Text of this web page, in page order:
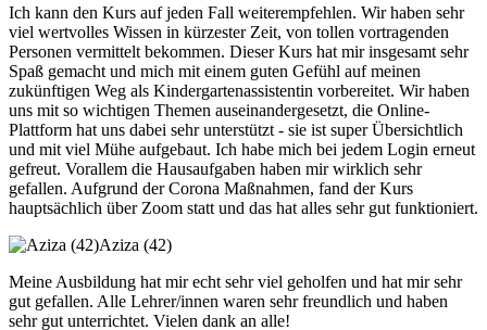
Ich kann den Kurs auf jeden Fall weiterempfehlen. Wir haben sehr
viel wertvolles Wissen in kürzester Zeit, von tollen vortragenden
Personen vermittelt bekommen. Dieser Kurs hat mir insgesamt sehr
Spaß gemacht und mich mit einem guten Gefühl auf meinen
zukünftigen Weg als Kindergartenassistentin vorbereitet. Wir haben
uns mit so wichtigen Themen auseinandergesetzt, die Online-
Plattform hat uns dabei sehr unterstützt - sie ist super Übersichtlich
und mit viel Mühe aufgebaut. Ich habe mich bei jedem Login erneut
gefreut. Vorallem die Hausaufgaben haben mir wirklich sehr
gefallen. Aufgrund der Corona Maßnahmen, fand der Kurs
hauptsächlich über Zoom statt und das hat alles sehr gut funktioniert.
Aziza (42)
Meine Ausbildung hat mir echt sehr viel geholfen und hat mir sehr
gut gefallen. Alle Lehrer/innen waren sehr freundlich und haben
sehr gut unterrichtet. Vielen dank an alle!